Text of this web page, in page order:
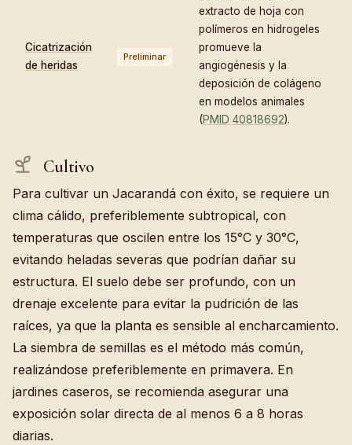
Cicatrización
de heridas
Preliminar
extracto de hoja con
polímeros en hidrogeles
promueve la
angiogénesis y la
deposición de colágeno
en modelos animales
(PMID 40818692).
Cultivo
Para cultivar un Jacarandá con éxito, se requiere un
clima cálido, preferiblemente subtropical, con
temperaturas que oscilen entre los 15°C y 30°C,
evitando heladas severas que podrían dañar su
estructura. El suelo debe ser profundo, con un
drenaje excelente para evitar la pudrición de las
raíces, ya que la planta es sensible al encharcamiento.
La siembra de semillas es el método más común,
realizándose preferiblemente en primavera. En
jardines caseros, se recomienda asegurar una
exposición solar directa de al menos 6 a 8 horas
diarias.